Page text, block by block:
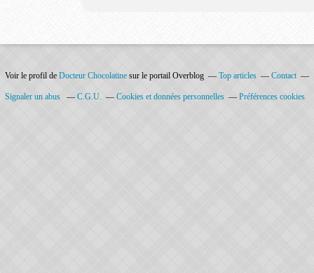
Voir le profil de Docteur Chocolatine sur le portail Overblog Top articles Contact
Signaler un abus C.G.U. Cookies et données personnelles Préférences cookies